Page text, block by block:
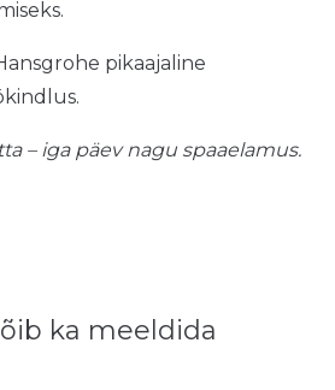
pikaajaline
– iga päev nagu spaaelamus.
ka meeldida